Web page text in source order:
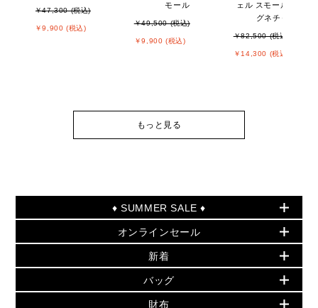
￥47,300 (税込)
￥9,900 (税込)
モール
￥49,500 (税込)
￥9,900 (税込)
ェル スモール - MKシ
グネチャー
￥82,500 (税込)
￥14,300 (税込)
もっと見る
♦ SUMMER SALE ♦
セールおすすめアイテム
▶ ウィメンズ
バッグ
オンラインセール
PRODUCT OF THE MONTH - 今月の特別価格
再値下げアイテム
追加アイテム
新着
夏のスタイル
バッグ
財布